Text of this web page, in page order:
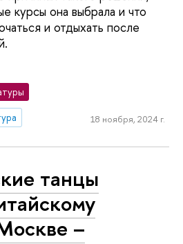
курсы она выбрала и что
и отдыхать после
18 ноября, 2024 г.
танцы
–